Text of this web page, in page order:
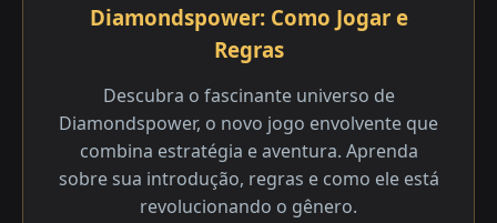
Diamondspower: Como Jogar e
Regras
Descubra o fascinante universo de
Diamondspower, o novo jogo envolvente que
combina estratégia e aventura. Aprenda
sobre sua introdução, regras e como ele está
revolucionando o gênero.